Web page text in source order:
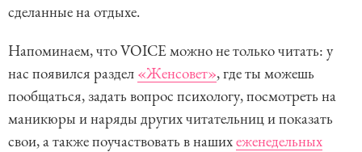
сделанные на отдыхе.
Напоминаем, что VOICE можно не только читать: у
нас появился раздел «Женсовет», где ты можешь
пообщаться, задать вопрос психологу, посмотреть на
маникюры и наряды других читательниц и показать
свои, а также поучаствовать в нашихеженедельных